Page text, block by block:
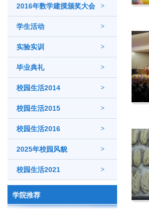
>
2016年数学建摸颁奖大会
>
学生活动
>
实验实训
>
毕业典礼
>
校园生活2014
>
校园生活2015
>
校园生活2016
>
2025年校园风貌
>
校园生活2021
学院推荐